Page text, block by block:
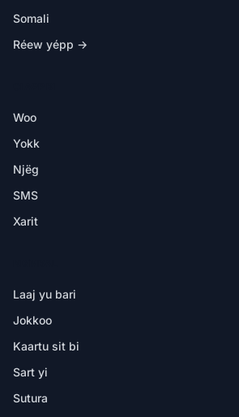
Somali
Réew yépp →
Woo
Yokk
Njëg
SMS
Xarit
Laaj yu bari
Jokkoo
Kaartu sit bi
Sart yi
Sutura